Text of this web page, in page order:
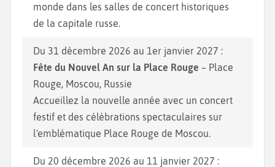
monde dans les salles de concert historiques
de la capitale russe.
Du 31 décembre 2026 au 1er janvier 2027 :
Fête du Nouvel An sur la Place Rouge – Place
Rouge, Moscou, Russie
Accueillez la nouvelle année avec un concert
festif et des célébrations spectaculaires sur
l'emblématique Place Rouge de Moscou.
Du 20 décembre 2026 au 11 janvier 2027 :